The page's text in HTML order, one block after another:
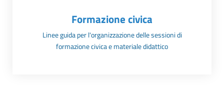
Formazione civica
Linee guida per l'organizzazione delle sessioni di
formazione civica e materiale didattico